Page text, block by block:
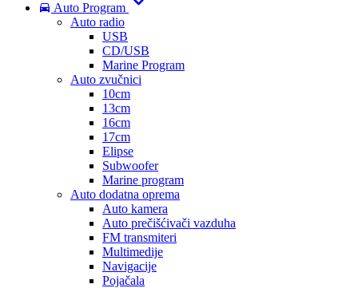
Auto Program
Auto radio
USB
CD/USB
Marine Program
Auto zvučnici
10cm
13cm
16cm
17cm
Elipse
Subwoofer
Marine program
Auto dodatna oprema
Auto kamera
Auto prečišćivači vazduha
FM transmiteri
Multimedije
Navigacije
Pojačala